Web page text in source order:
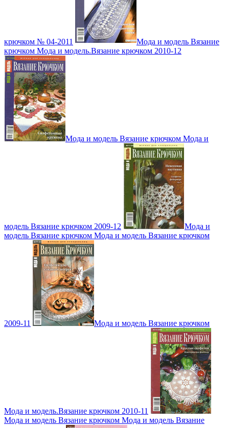
крючком № 04-2011
Мода и модель Вязание
крючком Мода и модель.Вязание крючком 2010-12
Мода и модель Вязание крючком Мода и
модель Вязание крючком 2009-12
Мода и
модель Вязание крючком Мода и модель Вязание крючком
2009-11 Мода и модель Вязание крючком
Мода и модель.Вязание крючком 2010-11
Мода и модель Вязание крючком Мода и модель Вязание